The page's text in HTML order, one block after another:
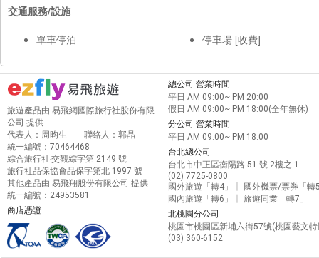
交通服務/設施
單車停泊
停車場 [收費]